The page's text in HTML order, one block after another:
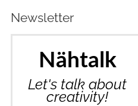
Newsletter
Nähtalk
Let's talk about
creativity!